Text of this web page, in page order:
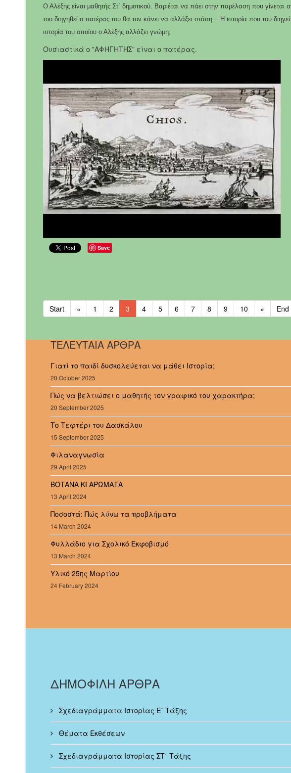
Ο Αλέξης είναι μαθητής Στ΄ δημοτικού. Βαριέται να πάει στην παρέλαση που
του διηγηθεί ο πατέρας του θα τον κάνει να αλλάξει στάση... Η ιστορία που του
ιστορία του οποίου ο Αλέξης αλλάζει γνώμη;
Ουσιαστικά ο "ΑΦΗΓΗΤΗΣ" είναι ο πατέρας.
Save
Start
« 1 2 3 4 5 6 7 8 9 10 » End
ΤΕΛΕΥΤΑΙΑ ΑΡΘΡΑ
Γιατί το παιδί δυσκολεύεται να μάθει Ιστορία;
20 October 2025
Πώς να βελτιώσει ο μαθητής τον γραφικό του χαρακτήρα;
20 September 2025
Το Τεφτέρι του Δασκάλου
15 September 2025
Φιλαναγνωσία
29 April 2025
ΒΟΤΑΝΑ ΚΙ ΑΡΩΜΑΤΑ
13 April 2024
Ποσοστά: Πώς λύνω τα προβλήματα
14 March 2024
Φυλλάδιο για Σχολικό Εκφοβισμό
13 March 2024
Υλικό 25ης Μαρτίου
24 February 2024
ΔΗΜΟΦΙΛΗ ΑΡΘΡΑ
Σχεδιαγράμματα Ιστορίας Ε΄ Τάξης
Θέματα Εκθέσεων
Σχεδιαγράμματα Ιστορίας ΣΤ΄ Τάξης